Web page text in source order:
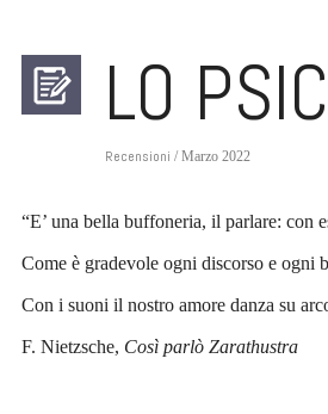
LO
Recensioni / Marzo 2022
“E’ una bella buffoneria, il parlare: con
Come è gradevole ogni discorso e ogni
Con i suoni il nostro amore danza su
F. Nietzsche, Così parlò Zarathustra